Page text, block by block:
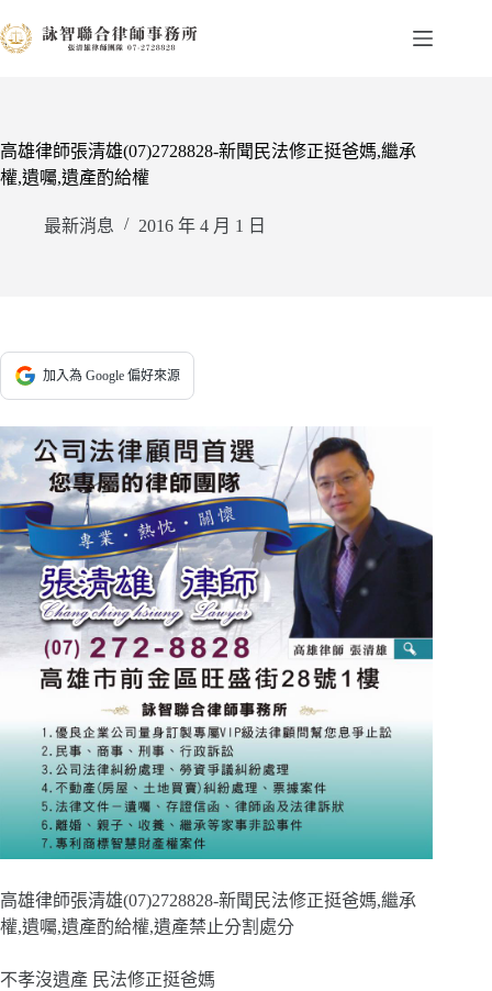
至
容
高雄律師張清雄(07)2728828-新聞民法修正挺爸媽,繼承
權,遺囑,遺產酌給權
最新消息 2016 年 4 月 1 日
加入為 Google 偏好來源
高雄律師張清雄(07)2728828-新聞民法修正挺爸媽,繼承
權,遺囑,遺產酌給權,遺產禁止分割處分
不孝沒遺產 民法修正挺爸媽